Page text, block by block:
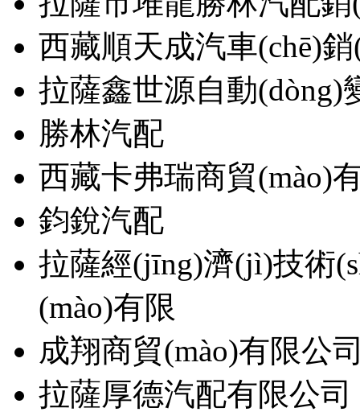
西藏順天成汽車(chē)
拉薩鑫世源自動(dòng)
勝林汽配
西藏卡弗瑞商貿(mào)
鈞銳汽配
拉薩經(jīng)濟(jì)技術
(mào)有限
成翔商貿(mào)有限公
拉薩厚德汽配有限公司